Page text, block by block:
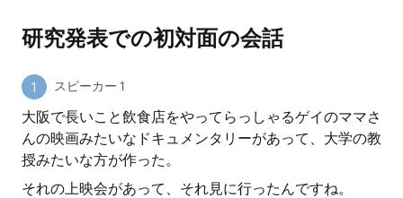
研究発表での初対面の会話
スピーカー 1
大阪で長いこと飲食店をやってらっしゃるゲイのママさ
んの映画みたいなドキュメンタリーがあって、大学の教
授みたいな方が作った。
それの上映会があって、それ見に行ったんですね。